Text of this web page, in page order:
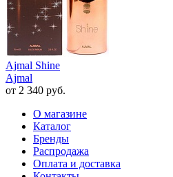
Ajmal Shine
Ajmal
от 2 340 руб.
О магазине
Каталог
Бренды
Распродажа
Оплата и доставка